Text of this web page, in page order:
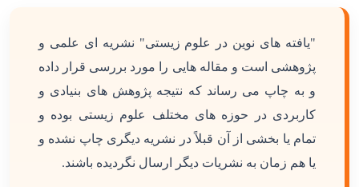
"یافته های نوین در علوم زیستی" نشریه ای علمی و
پژوهشی است و مقاله هایی را مورد بررسی قرار داده
و به چاپ می رساند که نتیجه پژوهش های بنیادی و
کاربردی در حوزه های مختلف علوم زیستی بوده و
تمام یا بخشی از آن قبلاً در نشریه دیگری چاپ نشده و
یا هم زمان به نشریات دیگر ارسال نگردیده باشند.